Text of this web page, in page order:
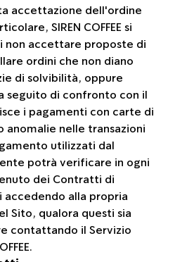
accettazione dell'ordine
SIREN COFFEE si
non accettare proposte di
ordini che non diano
di solvibilità, oppure
seguito di confronto con il
i pagamenti con carte di
anomalie nelle transazioni
utilizzati dal
potrà verificare in ogni
dei Contratti di
accedendo alla propria
Sito, qualora questi sia
contattando il Servizio